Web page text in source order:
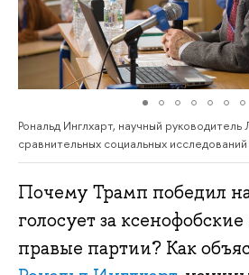
Рональд Инглхарт, научный
сравнительных социальных
Почему Трамп победил
голосует за
правые партии? Как